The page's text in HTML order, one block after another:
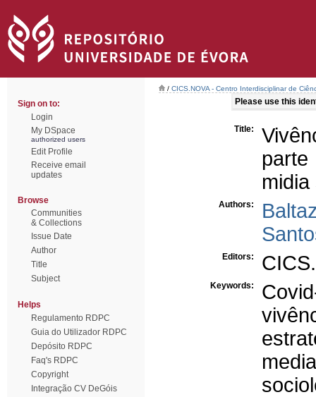
Sign on to:
Login
My DSpace
authorized users
Edit Profile
Receive email
updates
Browse
Communities
& Collections
Issue Date
Author
Title
Subject
Helps
Regulamento RDPC
Guia do Utilizador RDPC
Depósito RDPC
Faq's RDPC
Copyright
Integração CV DeGóis
/ CICS.NOVA - Centro Interdisciplinar de
Please use this
Title:
Authors:
Editors:
Keywords: